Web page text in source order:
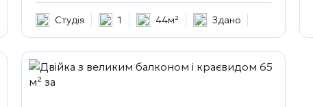
Студія 1 44м² Здано